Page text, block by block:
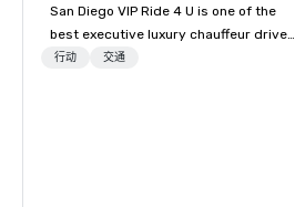
San Diego VIP Ride 4 U is one of the
best executive luxury chauffeur driven
car service in San Diego for Airport
行动 交通